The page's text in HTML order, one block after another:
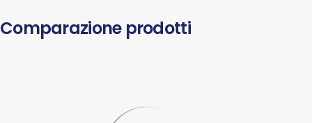
Comparazione prodotti